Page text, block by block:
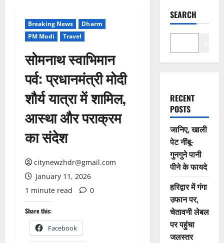
Breaking News
Dharm
PM Modi
Travel
सोमनाथ स्वाभिमान
पर्व: प्रधानमंत्री मोदी
शौर्य यात्रा में शामिल,
आस्था और पराक्रम
का संदेश
citynewzhdr@gmail.com
January 11, 2026
1 minute read
0
Share this:
Facebook
SEARCH
RECENT
POSTS
जानिए, खाली
पेट नींबू-
गुनगुने पानी
पीने के फायदे
हरिद्वार में गंगा
उफान पर,
चेतावनी लेबल
पर पहुंचा
जलस्तर